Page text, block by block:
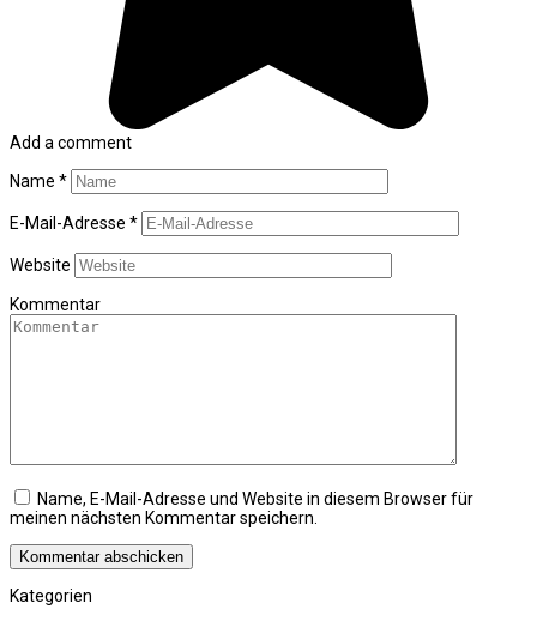
Add a comment
Name *
E-Mail-Adresse *
Website
Kommentar
Name, E-Mail-Adresse und Website in diesem Browser für
meinen nächsten Kommentar speichern.
Kategorien